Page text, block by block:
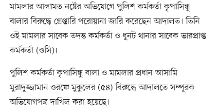
মামলার আলামত নষ্টের অভিযোগে পুলিশ কর্মকর্তা কৃপাসিন্ধু
বালার বিরুদ্ধে গ্রেপ্তারি পরোয়ানা জারি করেছেন আদালত। তিনি
ওই মামলার সাবেক তদন্ত কর্মকর্তা ও ধুনট থানার সাবেক ভারপ্রাপ্ত
কর্মকর্তা (ওসি)।
পুলিশ কর্মকর্তা কৃপাসিন্ধু বালা ও মামলার প্রধান আসামি
মুরাদুজ্জামান ওরফে মুকুলের (৫৪) বিরুদ্ধে আদালতে সম্পূরক
অভিযোগপত্র দাখিল করা হয়েছে।